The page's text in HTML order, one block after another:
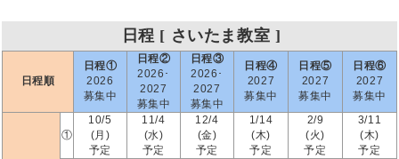
日程 [ さいたま教室 ]
日程順
日程①
2026
募集中
日程②
2026･
2027
募集中
日程③
2026･
2027
募集中
日程④
2027
募集中
日程⑤
2027
募集中
日程⑥
2027
募集中
①
10/5
(月)
予定
11/4
(水)
予定
12/4
(金)
予定
1/14
(木)
予定
2/9
(火)
予定
3/11
(木)
予定